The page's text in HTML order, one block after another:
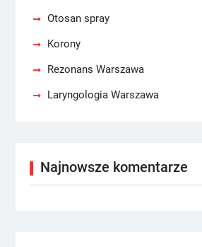
Otosan spray
Korony
Rezonans Warszawa
Laryngologia Warszawa
Najnowsze komentarze